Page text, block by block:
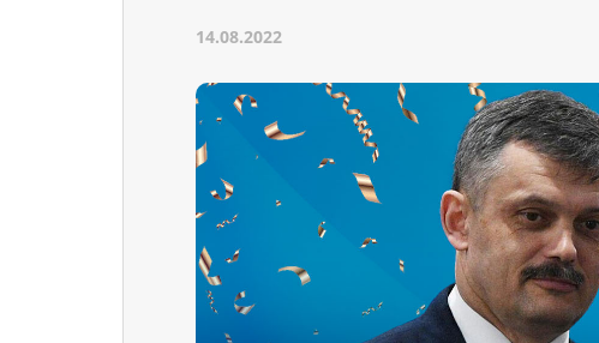
14.08.2022